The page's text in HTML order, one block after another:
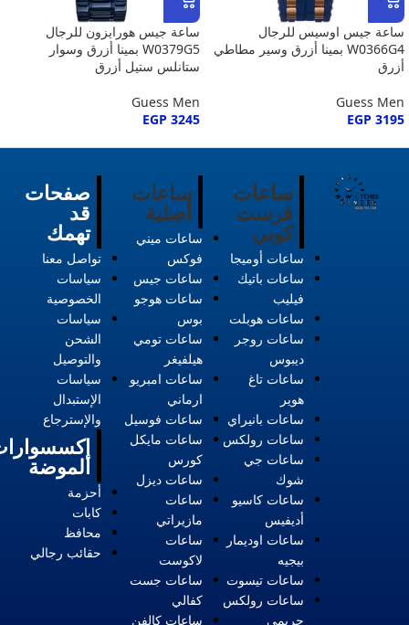
ساعة جيس اوسيس للرجال
W0366G4 بمينا أزرق وسير مطاطي
أزرق
Guess Men
EGP 3195
ساعة جيس هورايزون للرجال
W0379G5 بمينا أزرق وسوار
ستانلس ستيل أزرق
Guess Men
EGP 3245
صفحات
قد
تهمك
تواصل معنا
سياسات
الخصوصية
سياسات
الشحن
والتوصيل
سياسات
الإستبدال
والإسترجاع
الموضة
أحزمة
كابات
محافظ
حقائب رجالي
ساعات
أصلية
ساعات ميني
فوكس
ساعات جيس
ساعات هوجو
بوس
ساعات تومي
هيلفيغر
ساعات امبريو
ارماني
ساعات فوسيل
ساعات مايكل
كورس
ساعات ديزل
ساعات
مازيراتي
ساعات
لاكوست
ساعات جست
كفالي
ساعات كالفن
ساعات
فرست
كوبي
ساعات أوميجا
ساعات باتيك
فيليب
ساعات هوبلت
ساعات روجر
ديبوس
ساعات تاغ
هوير
ساعات بانيراي
ساعات رولكس
ساعات جي
شوك
ساعات كاسيو
أديفيس
ساعات اوديمار
بيجيه
ساعات تيسوت
ساعات رولكس
حريمي